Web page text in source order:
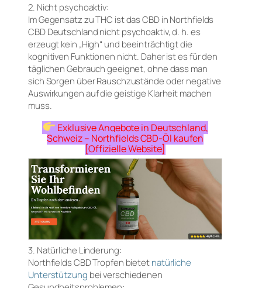
2. Nicht psychoaktiv:
Im Gegensatz zu THC ist das CBD in Northfields
CBD Deutschland nicht psychoaktiv, d. h. es
erzeugt kein „High“ und beeinträchtigt die
kognitiven Funktionen nicht. Daher ist es für den
täglichen Gebrauch geeignet, ohne dass man
sich Sorgen über Rauschzustände oder negative
Auswirkungen auf die geistige Klarheit machen
muss.
Exklusive Angebote in Deutschland,
Schweiz – Northfields CBD-Öl kaufen
[Offizielle Website]
3. Natürliche Linderung:
Northfields CBD Tropfen bietetnatürliche
Unterstützung bei verschiedenen